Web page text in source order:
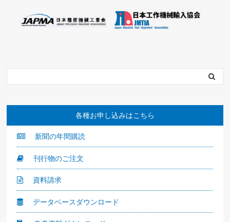
各種お申し込みはこちら
新聞の年間購読
刊行物のご注文
資料請求
データベースダウンロード